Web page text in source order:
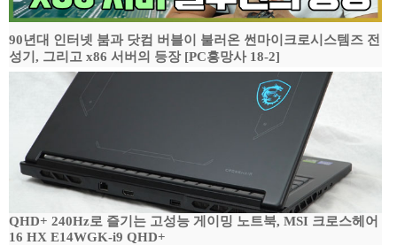
90년대 인터넷 붐과 닷컴 버블이 불러온 썬마이크로시스템즈 전
성기, 그리고 x86 서버의 등장 [PC흥망사 18-2]
QHD+ 240Hz로 즐기는 고성능 게이밍 노트북, MSI 크로스헤어
16 HX E14WGK-i9 QHD+